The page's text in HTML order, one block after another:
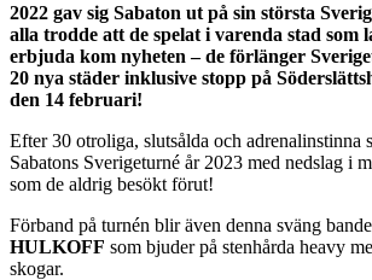
2022 gav sig Sabaton ut på sin största
alla trodde att de spelat i varenda stad som
erbjuda kom nyheten – de förlänger
20 nya städer inklusive stopp på
den 14 februari!
Efter 30 otroliga, slutsålda och adrenalinstinna
Sabatons Sverigeturné år 2023 med nedslag i
som de aldrig besökt förut!
Förband på turnén blir även denna sväng
HULKOFF som bjuder på stenhårda heavy
skogar.